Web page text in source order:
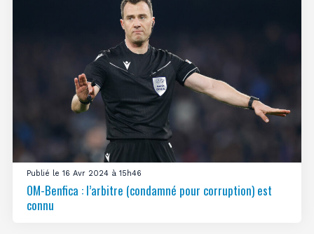
Publié le 16 Avr 2024 à 15h46
OM-Benfica : l’arbitre (condamné pour corruption) est
connu